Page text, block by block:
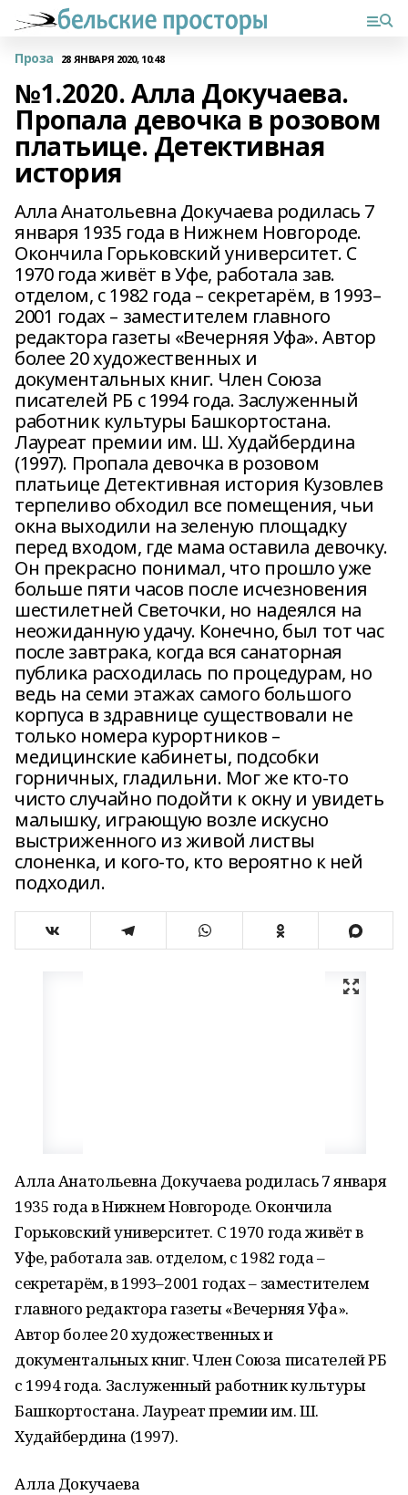
Проза 28 ЯНВАРЯ 2020, 10:48
№1.2020. Алла Докучаева.
Пропала девочка в розовом
платьице. Детективная
история
Алла Анатольевна Докучаева родилась 7
января 1935 года в Нижнем Новгороде.
Окончила Горьковский университет. С
1970 года живёт в Уфе, работала зав.
отделом, с 1982 года – секретарём, в 1993–
2001 годах – заместителем главного
редактора газеты «Вечерняя Уфа». Автор
более 20 художественных и
документальных книг. Член Союза
писателей РБ с 1994 года. Заслуженный
работник культуры Башкортостана.
Лауреат премии им. Ш. Худайбердина
(1997). Пропала девочка в розовом
платьице Детективная история Кузовлев
терпеливо обходил все помещения, чьи
окна выходили на зеленую площадку
перед входом, где мама оставила девочку.
Он прекрасно понимал, что прошло уже
больше пяти часов после исчезновения
шестилетней Светочки, но надеялся на
неожиданную удачу. Конечно, был тот час
после завтрака, когда вся санаторная
публика расходилась по процедурам, но
ведь на семи этажах самого большого
корпуса в здравнице существовали не
только номера курортников –
медицинские кабинеты, подсобки
горничных, гладильни. Мог же кто-то
чисто случайно подойти к окну и увидеть
малышку, играющую возле искусно
выстриженного из живой листвы
слоненка, и кого-то, кто вероятно к ней
подходил.
Алла Анатольевна Докучаева родилась 7 января
1935 года в Нижнем Новгороде. Окончила
Горьковский университет. С 1970 года живёт в
Уфе, работала зав. отделом, с 1982 года –
секретарём, в 1993–2001 годах – заместителем
главного редактора газеты «Вечерняя Уфа».
Автор более 20 художественных и
документальных книг. Член Союза писателей РБ
с 1994 года. Заслуженный работник культуры
Башкортостана. Лауреат премии им. Ш.
Худайбердина (1997).
Алла Докучаева